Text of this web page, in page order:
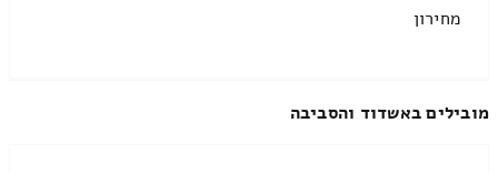
מחירון
מובילים באשדוד והסביבה